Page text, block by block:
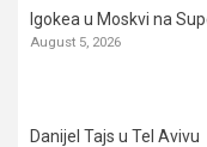
Igokea u Moskvi na
August 5, 2026
Danijel Tajs u Tel Avivu